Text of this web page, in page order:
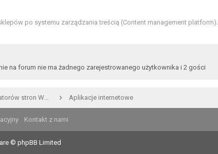
po systemu zarządzania treścią (Content management platform).
na forum nie ma żadnego zarejestrowanego użytkownika i 2 gości
Forum dla administratorów stron WWW i developerów Aplikacje internetowe
Kontakt z nami
© phpBB Limited